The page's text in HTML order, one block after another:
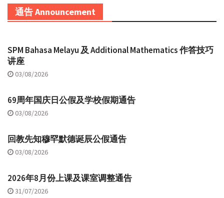
通告 Announcement
SPM Bahasa Melayu 及 Additional Mathematics 作答技巧
讲座
03/08/2026
69周年国庆日公假及学校假期通告
03/08/2026
回教先知穆罕默德诞辰公假通告
03/08/2026
2026年8月份上课及课室调整通告
31/07/2026